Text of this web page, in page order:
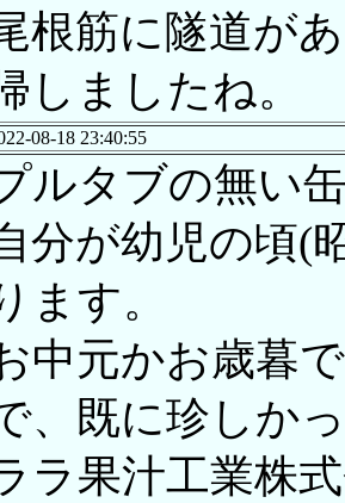
根筋に隧道が
しましたね。
08-18 23:40:55
ルタブの無い
分が幼児の頃(
ます。
中元かお歳暮
、既に珍しか
ラ果汁工業株